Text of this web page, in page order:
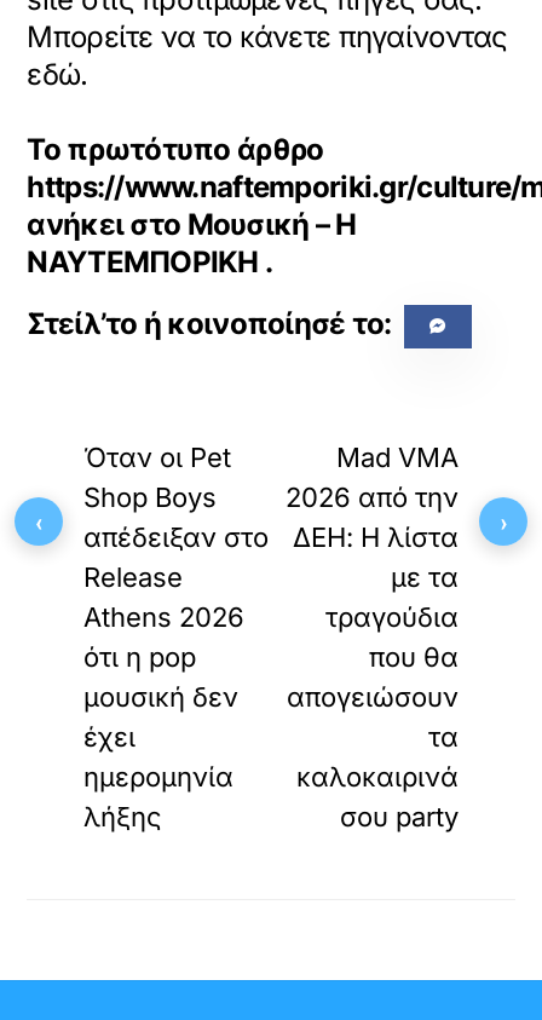
Μπορείτε να το κάνετε πηγαίνοντας
εδώ.
Το πρωτότυπο άρθρο
https://www.naftemporiki.gr/culture/
ανήκει στο Μουσική – Η
ΝΑΥΤΕΜΠΟΡΙΚΗ .
Όταν οι Pet
Shop Boys
απέδειξαν στο
Release
Athens 2026
ότι η pop
μουσική δεν
έχει
ημερομηνία
λήξης
Mad VMA
2026 από την
ΔΕΗ: Η λίστα
με τα
τραγούδια
που θα
απογειώσουν
τα
καλοκαιρινά
σου party
‹ ›